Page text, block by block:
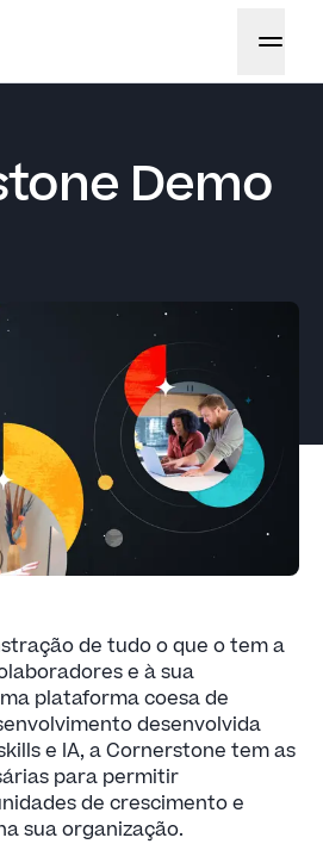
Demo
de tudo o que o tem a
e à sua
plataforma coesa de
desenvolvida
e IA, a Cornerstone tem as
para permitir
de crescimento e
sua organização.